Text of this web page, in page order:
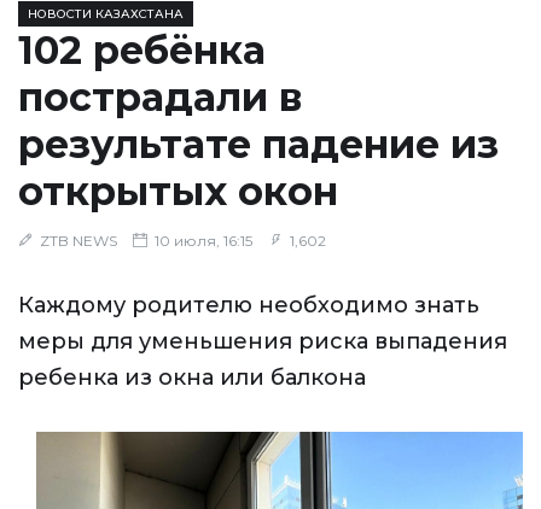
НОВОСТИ КАЗАХСТАНА
102 ребёнка
пострадали в
результате падение из
открытых окон
ZTB NEWS 10 июля, 16:15 1,602
Каждому родителю необходимо знать
меры для уменьшения риска выпадения
ребенка из окна или балкона